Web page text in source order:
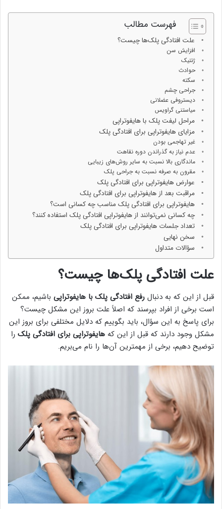
فهرست مطالب
علت افتادگی پلک‌ها چیست؟
افزایش سن
ژنتیک
حوادث
سکته
جراحی چشم
دیستروفی عضلانی
میاستنی گراویس
مراحل لیفت پلک با هایفوتراپی
مزایای هایفوتراپی برای افتادگی پلک
غیر تهاجمی بودن
عدم نیاز به گذراندن دوره نقاهت
ماندگاری بالا نسبت به سایر روش‌های زیبایی
مقرون به صرفه نسبت به جراحی پلک
عوارض هایفوتراپی برای افتادگی پلک
مراقبت بعد از هایفوتراپی برای افتادگی پلک
هایفوتراپی برای افتادگی پلک مناسب چه کسانی است؟
چه کسانی نمی‌توانند از هایفوتراپی افتادگی پلک استفاده کنند؟
تعداد جلسات هایفوتراپی برای افتادگی پلک
سخن نهایی
سؤالات متداول
علت افتادگی پلک‌ها چیست؟
قبل از این که به دنبال رفع افتادگی پلک با هایفوتراپی باشیم، ممکن
است برخی از افراد بپرسند که اصلاً علت بروز این مشکل چیست؟
برای پاسخ به این سؤال، باید بگوییم که دلایل مختلفی برای بروز این
مشکل وجود دارند که قبل از این که هایفوتراپی برای افتادگی پلک را
توضیح دهیم، برخی از مهمترین آن‌ها را نام می‌بریم.